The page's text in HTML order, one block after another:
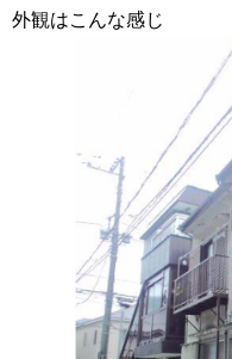
外観はこんな感じ